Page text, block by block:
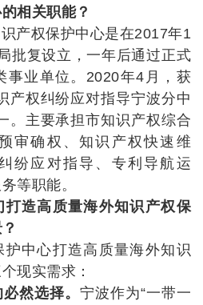
相关职能？
产权保护中心是在2017年1
批复设立，一年后通过正式
事业单位。2020年4月，获
产权纠纷应对指导宁波分中
。主要承担市知识产权综合
审确权、知识产权快速维
纷应对指导、专利导航运
等职能。
打造高质量海外知识产权保
护中心打造高质量海外知识
现实需求：
然选择。 宁波作为“一带一